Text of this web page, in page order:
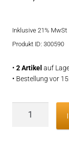
Inklusive 21% MwSt
Produkt ID: 300590
• 2 Artikel auf
• Bestellung vor
JMP